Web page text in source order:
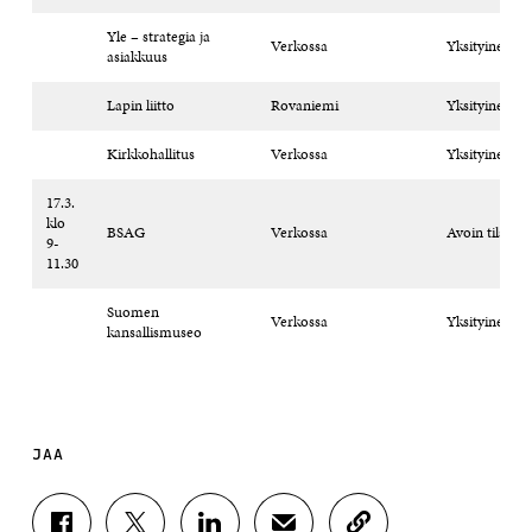
Yle – strategia ja
asiakkuus
Verkossa Yksityinen
Lapin liitto Rovaniemi Yksityinen
Kirkkohallitus Verkossa Yksityinen
17.3.
klo
9-
11.30
BSAG Verkossa Avoin
Suomen
kansallismuseo
Verkossa Yksityinen
JAA